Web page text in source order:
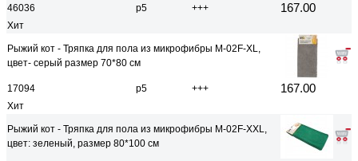
46036 р5 +++ 167.00
Хит
Рыжий кот - Тряпка для пола из микрофибры M-02F-XL,
цвет- серый размер 70*80 см
17094 р5 +++ 167.00
Хит
Рыжий кот - Тряпка для пола из микрофибры M-02F-XXL,
цвет: зеленый, размер 80*100 см